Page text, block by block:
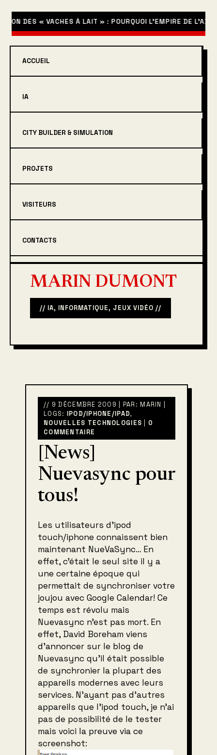
DES « VACHES À LAIT » : POURQUOI L’EMPIRE DE
ACCUEIL
IA
CITY BUILDER & SIMULATION
PROJETS
VISITEURS
CONTACTS
MARIN DUMONT
// IA, INFORMATIQUE, JEUX VIDÉO //
// 9 DÉCEMBRE 2009 | PAR: MARIN |
LOGS: IPOD/IPHONE/IPAD,
NOUVELLES TECHNOLOGIES
0
COMMENTAIRE
[News]
Nuevasync pour
tous!
Les utilisateurs d’ipod
touch/iphone connaissent bien
maintenant NueVaSync… En
effet, c’était le seul site il y a
une certaine époque qui
permettait de synchroniser votre
joujou avec Google Calendar! Ce
temps est révolu mais
Nuevasync n’est pas mort. En
effet, David Boreham viens
d’annoncer sur le blog de
Nuevasync qu’il était possible
de synchronier la plupart des
appareils modernes avec leurs
services. N’ayant pas d’autres
appareils que l’ipod touch, je n’ai
pas de possibilité de le tester
mais voici la preuve via ce
screenshot: